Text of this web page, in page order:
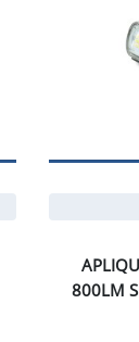
800LM